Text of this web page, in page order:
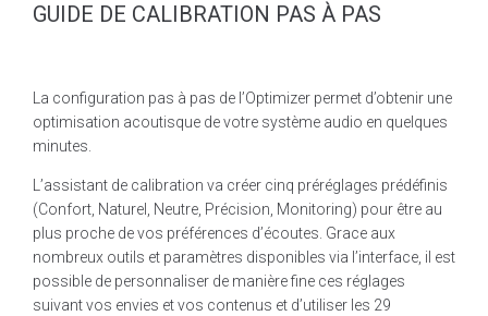
GUIDE DE CALIBRATION PAS À PAS
La configuration pas à pas de l’Optimizer permet d’obtenir une
optimisation acoutisque de votre système audio en quelques
minutes.
L’assistant de calibration va créer cinq préréglages prédéfinis
(Confort, Naturel, Neutre, Précision, Monitoring) pour être au
plus proche de vos préférences d’écoutes. Grace aux
nombreux outils et paramètres disponibles via l’interface, il est
possible de personnaliser de manière fine ces réglages
suivant vos envies et vos contenus et d’utiliser les 29